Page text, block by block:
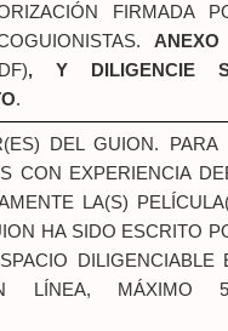
FIRMADA
, Y DILIGENCIE
.
DEL GUION. PARA
CON EXPERIENCIA
LA(S)
HA SIDO ESCRITO
DILIGENCIABLE
LÍNEA, MÁXIMO